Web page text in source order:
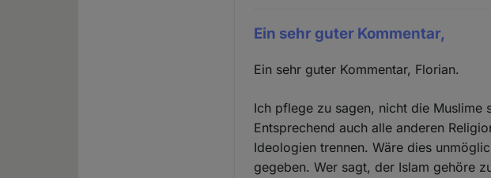
Ein sehr guter Kommentar,
Ein sehr guter Kommentar, Florian.
Ich pflege zu sagen, nicht die Muslime
Entsprechend auch alle anderen
Ideologien trennen. Wäre dies
gegeben. Wer sagt, der Islam gehöre